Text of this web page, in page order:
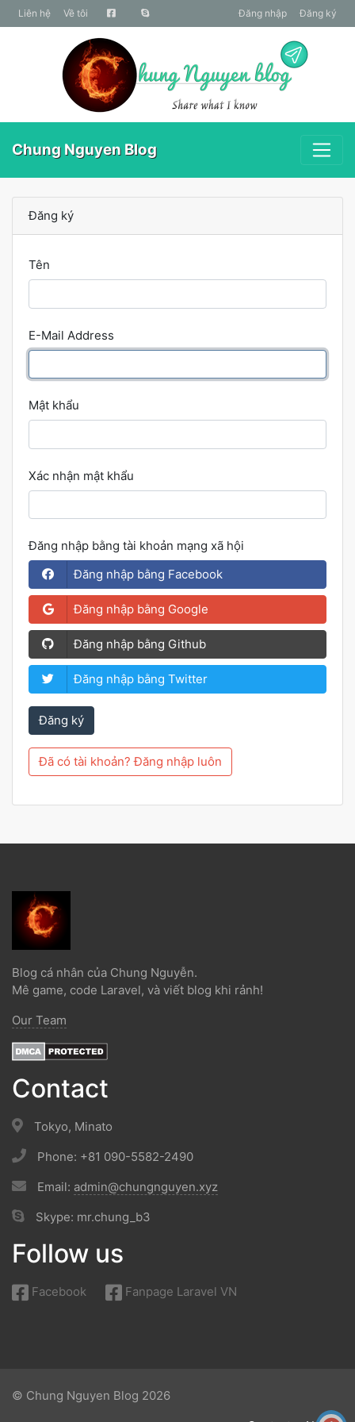
liên hệ Về tôi Đăng nhập Đăng ký
Chung Nguyen Blog
Đăng ký
Tên
E-Mail Address
Mật khẩu
Xác nhận mật khẩu
Đăng nhập bằng tài khoản mạng xã hội
Đăng nhập bằng Facebook
Đăng nhập bằng Google
Đăng nhập bằng Github
Đăng nhập bằng Twitter
Đăng ký
Đã có tài khoản? Đăng nhập luôn
Blog cá nhân của Chung Nguyễn.
Mê game, code Laravel, và viết blog khi rảnh!
Our Team
Contact
Tokyo, Minato
Phone: +81 090-5582-2490
Email: admin@chungnguyen.xyz
Skype: mr.chung_b3
Follow us
Facebook Fanpage Laravel VN
© Chung Nguyen Blog 2026